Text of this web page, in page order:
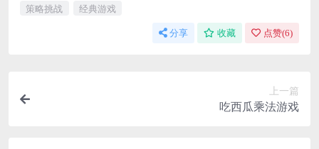
策略挑战
经典游戏
分享 收藏 点赞(6)
上一篇
吃西瓜乘法游戏